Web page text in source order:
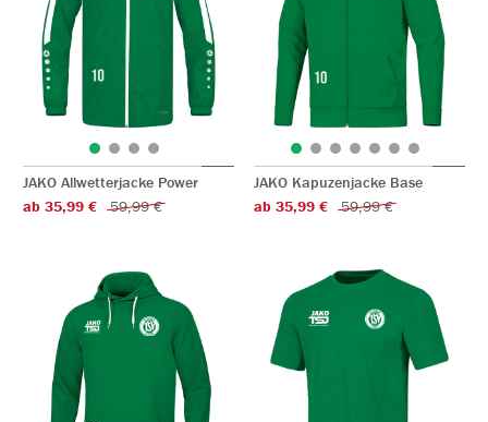
JAKO Allwetterjacke Power
ab 35,99 €
59,99 €
JAKO Kapuzenjacke Base
ab 35,99 €
59,99 €